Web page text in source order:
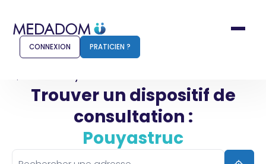
Comment ça marche ?
CONNEXION PRATICIEN ?
Pouyastruc
Trouver un dispositif de
consultation :
Pouyastruc